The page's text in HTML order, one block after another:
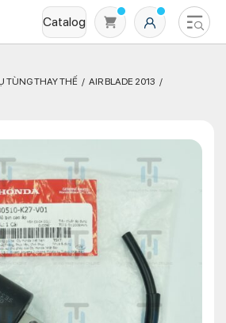
Catalog
phẩm nào trong giỏ hàng
TÙNG THAY THẾ
AIR BLADE 2013